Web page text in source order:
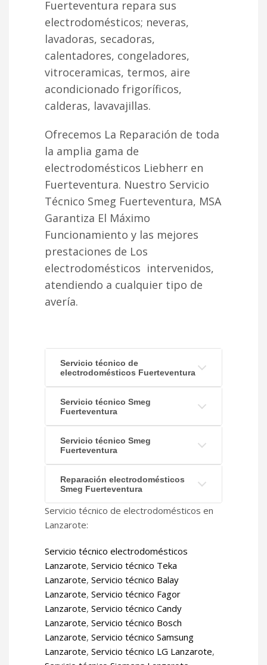
Fuerteventura repara sus
electrodomésticos; neveras,
lavadoras, secadoras,
calentadores, congeladores,
vitroceramicas, termos, aire
acondicionado frigoríficos,
calderas, lavavajillas.
Ofrecemos La Reparación de toda
la amplia gama de
electrodomésticos Liebherr en
Fuerteventura. Nuestro Servicio
Técnico Smeg Fuerteventura, MSA
Garantiza El Máximo
Funcionamiento y las mejores
prestaciones de Los
electrodomésticos intervenidos,
atendiendo a cualquier tipo de
avería.
Servicio técnico de
electrodomésticos Fuerteventura
Servicio técnico Smeg
Fuerteventura
Servicio técnico Smeg
Fuerteventura
Reparación electrodomésticos
Smeg Fuerteventura
Servicio técnico de electrodomésticos en
Lanzarote:
Servicio técnico electrodomésticos
Lanzarote, Servicio técnico Teka
Lanzarote, Servicio técnico Balay
Lanzarote, Servicio técnico Fagor
Lanzarote, Servicio técnico Candy
Lanzarote, Servicio técnico Bosch
Lanzarote, Servicio técnico Samsung
Lanzarote, Servicio técnico LG Lanzarote,